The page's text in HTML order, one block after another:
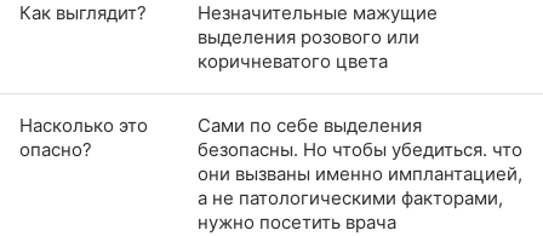
Как выглядит?
Незначительные мажущие
выделения розового или
коричневатого цвета
Насколько это
опасно?
Сами по себе выделения
безопасны. Но чтобы убедиться. что
они вызваны именно имплантацией,
а не патологическими факторами,
нужно посетить врача